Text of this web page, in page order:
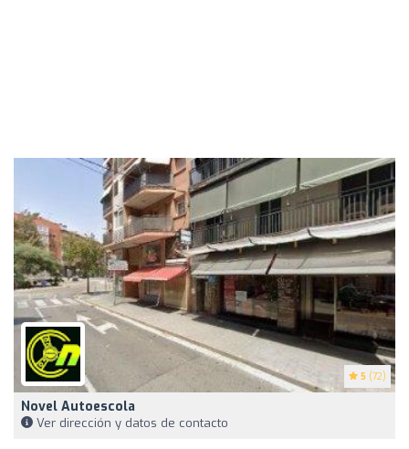
5 (72)
Novel Autoescola
Ver dirección y datos de contacto